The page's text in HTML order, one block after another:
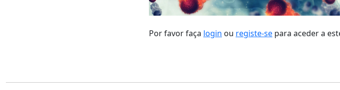
Por favor faça login ou registe-se para aceder a